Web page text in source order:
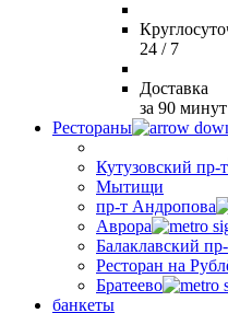
24 / 7
Доставка
за 90 минут
Рестораны
Кутузовский пр-т
Мытищи
пр-т Андропова
Аврора
Балаклавский
Ресторан на
Братеево
банкеты